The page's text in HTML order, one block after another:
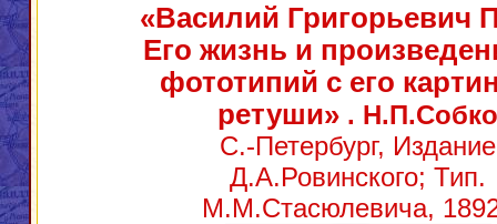
«Василий Григорьевич
Его жизнь и
фототипий с его
ретуши» . Н.П.Собко
С.-Петербург, Издание
Д.А.Ровинского; Тип.
М.М.Стасюлевича,